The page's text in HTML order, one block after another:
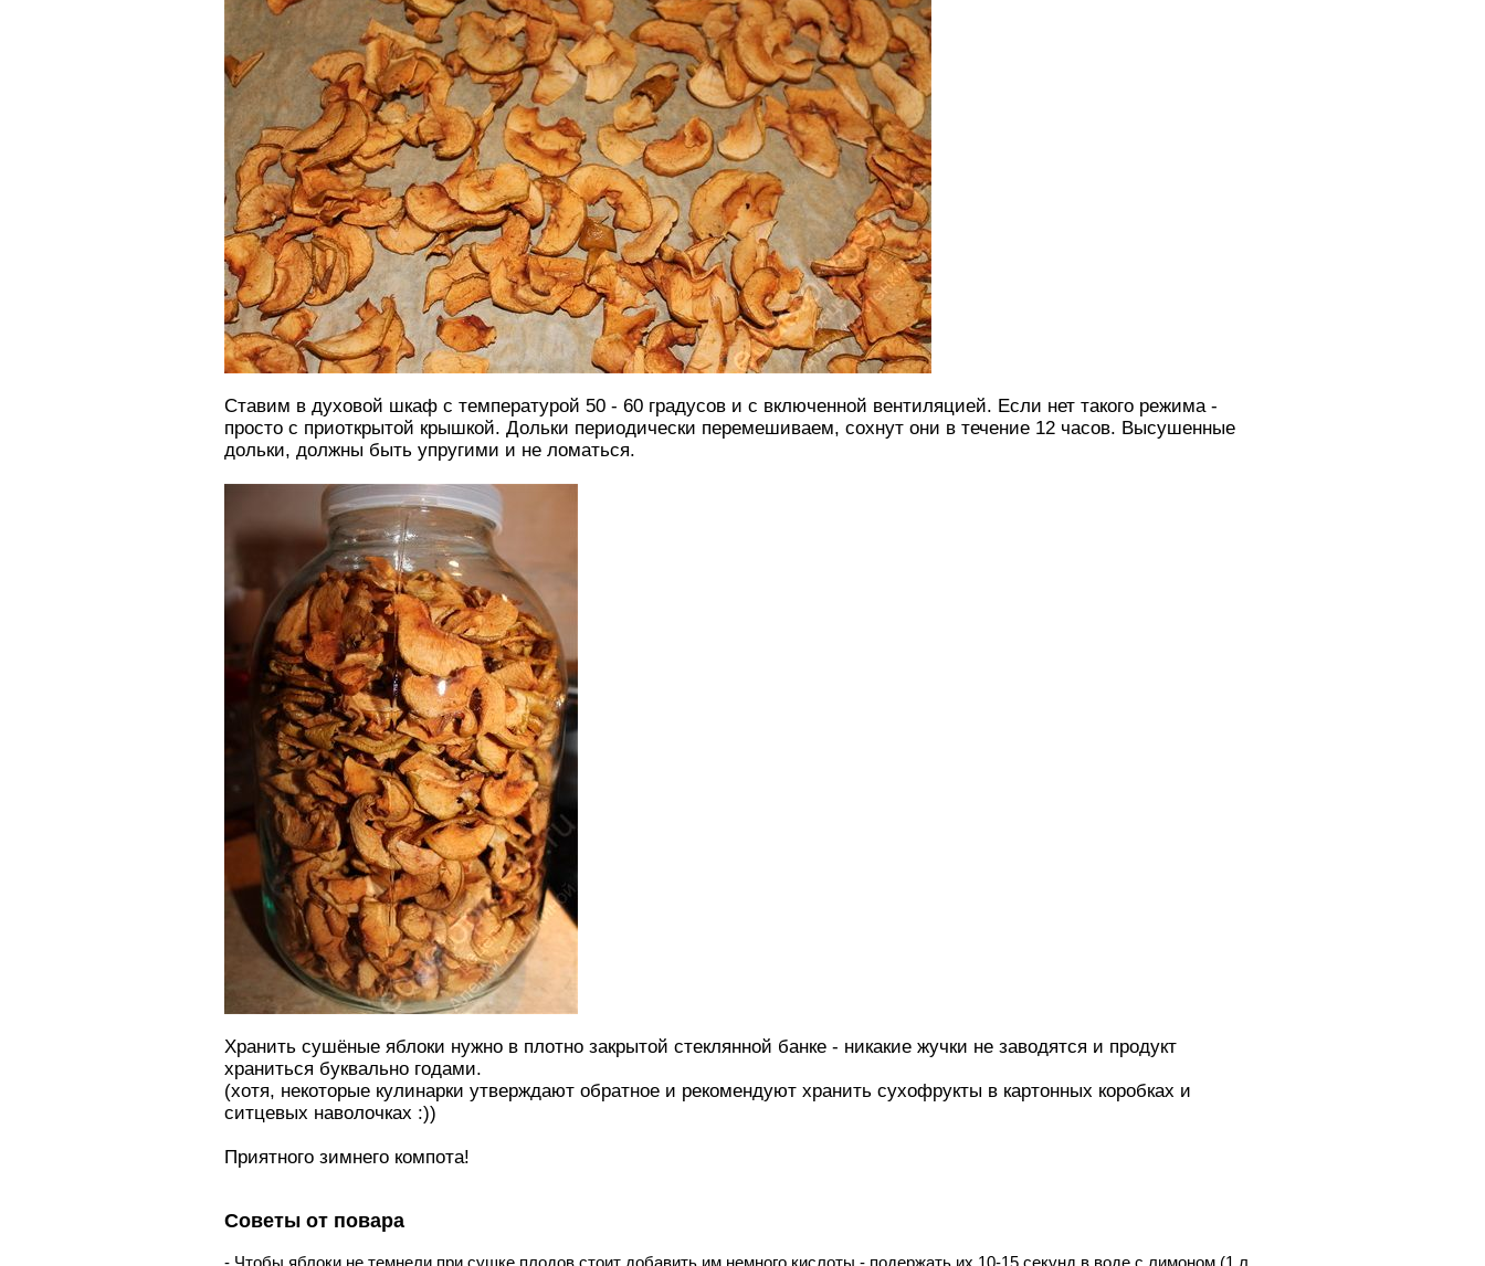
Ставим в духовой шкаф с температурой 50 - 60 градусов и с включенной вентиляцией. Если нет такого режима -
просто с приоткрытой крышкой. Дольки периодически перемешиваем, сохнут они в течение 12 часов. Высушенные
дольки, должны быть упругими и не ломаться.
Хранить сушёные яблоки нужно в плотно закрытой стеклянной банке - никакие жучки не заводятся и продукт
храниться буквально годами.
(хотя, некоторые кулинарки утверждают обратное и рекомендуют хранить сухофрукты в картонных коробках и
ситцевых наволочках :))
Приятного зимнего компота!
Советы от повара
- Чтобы яблоки не темнели при сушке плодов стоит добавить им немного кислоты - подержать их 10-15 секунд в воде с лимоном (1 л